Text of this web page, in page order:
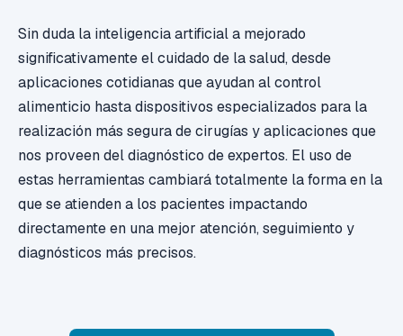
Sin duda la inteligencia artificial a mejorado
significativamente el cuidado de la salud, desde
aplicaciones cotidianas que ayudan al control
alimenticio hasta dispositivos especializados para la
realización más segura de cirugías y aplicaciones que
nos proveen del diagnóstico de expertos. El uso de
estas herramientas cambiará totalmente la forma en la
que se atienden a los pacientes impactando
directamente en una mejor atención, seguimiento y
diagnósticos más precisos.